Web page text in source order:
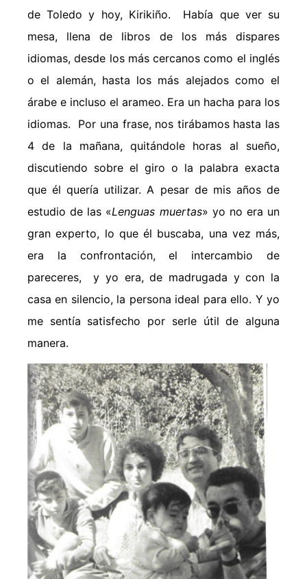
de Toledo y hoy, Kirikiño. Había que ver su
mesa, llena de libros de los más dispares
idiomas, desde los más cercanos como el inglés
o el alemán, hasta los más alejados como el
árabe e incluso el arameo. Era un hacha para los
idiomas. Por una frase, nos tirábamos hasta las
4 de la mañana, quitándole horas al sueño,
discutiendo sobre el giro o la palabra exacta
que él quería utilizar. A pesar de mis años de
estudio de las «Lenguas muertas» yo no era un
gran experto, lo que él buscaba, una vez más,
era la confrontación, el intercambio de
pareceres, y yo era, de madrugada y con la
casa en silencio, la persona ideal para ello. Y yo
me sentía satisfecho por serle útil de alguna
manera.